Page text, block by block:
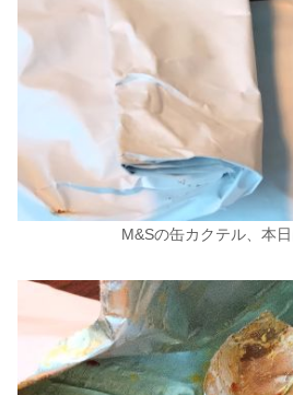
M&Sの缶カクテル、本